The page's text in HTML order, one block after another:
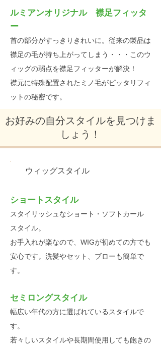
ルミアンオリジナル 襟足フィッタ
ー
首の部分がすっきりきれいに。従来の製品は
襟足の毛が持ち上がってしまう・・・このウ
ィッグの弱点を襟足フィッターが解決！
襟元に特殊配置されたミノ毛がピッタリフィ
ットの秘密です。
お好みの自分スタイルを見つけま
しょう！
ウィッグスタイル
ショートスタイル
スタイリッシュなショート・ソフトカール
スタイル。
お手入れが楽なので、WIGが初めての方でも
安心です。洗髪やセット、ブローも簡単で
す。
セミロングスタイル
幅広い年代の方に選ばれているスタイルで
す。
若々しいスタイルや長期間使用しても飽きの